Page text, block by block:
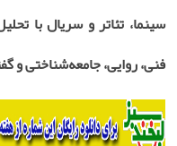
سینما، تئاتر و سریال با
فنی، روایی، جامعه‌شناختی و